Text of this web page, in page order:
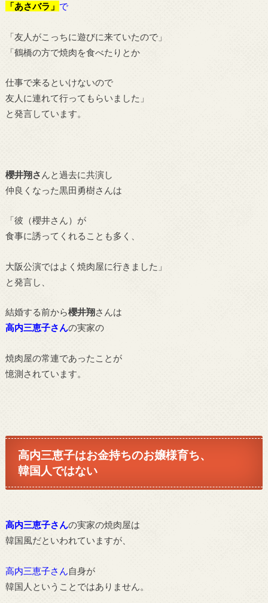
「あさバラ」 で
「友人がこっちに遊びに来ていたので」
「鶴橋の方で焼肉を食べたりとか
仕事で来るといけないので
友人に連れて行ってもらいました」
と発言しています。
櫻井翔さ んと過去に共演し
仲良くなった黒田勇樹さんは
「彼（櫻井さん）が
食事に誘ってくれることも多く、
大阪公演ではよく焼肉屋に行きました」
と発言し、
結婚する前から櫻井翔さんは
高内三恵子さんの実家の
焼肉屋の常連であったことが
憶測されています。
高内三恵子はお金持ちのお嬢様育ち、
韓国人ではない
高内三恵子さんの実家の焼肉屋は
韓国風だといわれていますが、
高内三恵子さん自身が
韓国人ということではありません。